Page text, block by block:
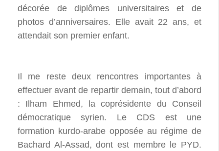
décorée de diplômes universitaires et de
photos d’anniversaires. Elle avait 22 ans, et
attendait son premier enfant.
Il me reste deux rencontres importantes à
effectuer avant de repartir demain, tout d’abord
: Ilham Ehmed, la coprésidente du Conseil
démocratique syrien. Le CDS est une
formation kurdo-arabe opposée au régime de
Bachard Al-Assad, dont est membre le PYD.